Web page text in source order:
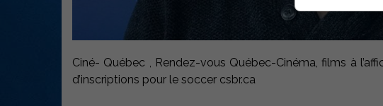
Ciné- Québec , Rendez-vous Québec-Cinéma, films à
d’inscriptions pour le soccer csbr.ca